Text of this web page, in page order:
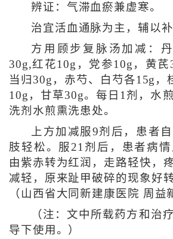
辨证：气滞血瘀兼虚寒。
治宜活血通脉为主，辅以补
方用顾步复脉汤加减：
30g,红花10g，党参10g，黄芪
当归30g，赤芍、白芍各15g，
10g，甘草30g。每日1剂，水
洗剂水煎熏洗患处。
上方加减服9剂后，患者
肢轻松。服21剂后，患者病
由紫赤转为红润，走路轻快，
减轻，原来趾甲破碎的现象好
（山西省大同新建康医院 周益
（注：文中所载药方和治
导下使用。）